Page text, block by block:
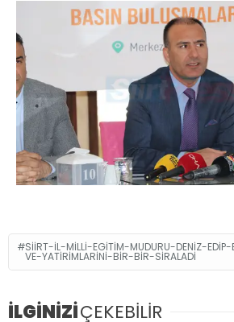
SIIRT-IL-MILLI-EGITIM-MUDURU-DENIZ-EDIP-
VE-YATIRIMLARINI-BIR-BIR-SIRALADI
İLGİNİZİÇEKEBİLİR